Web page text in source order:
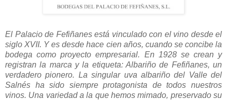
El Palacio de Fefiñanes está vinculado con el vino desde el
siglo XVII. Y es desde hace cien años, cuando se concibe la
bodega como proyecto empresarial. En 1928 se crean y
registran la marca y la etiqueta: Albariño de Fefiñanes, un
verdadero pionero. La singular uva albariño del Valle del
Salnés ha sido siempre protagonista de todos nuestros
vinos. Una variedad a la que hemos mimado, preservado su